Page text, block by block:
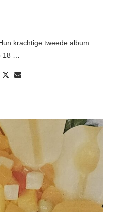
krachtige tweede album
18 …